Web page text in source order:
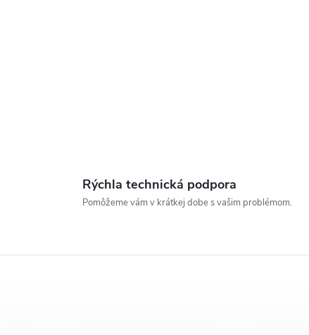
Rýchla technická podpora
Pomôžeme vám v krátkej dobe s vašim problémom.